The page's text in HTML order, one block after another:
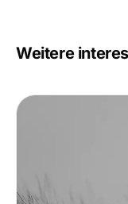
Weitere